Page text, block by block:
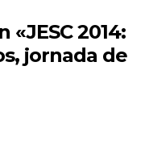
«JESC 2014:
jornada de